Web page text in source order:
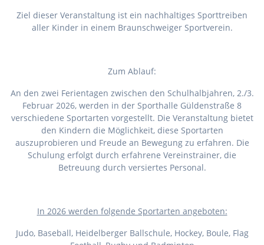
Ziel dieser Veranstaltung ist ein nachhaltiges Sporttreiben
aller Kinder in einem Braunschweiger Sportverein.
Zum Ablauf:
An den zwei Ferientagen zwischen den Schulhalbjahren, 2./3.
Februar 2026, werden in der Sporthalle Güldenstraße 8
verschiedene Sportarten vorgestellt. Die Veranstaltung bietet
den Kindern die Möglichkeit, diese Sportarten
auszuprobieren und Freude an Bewegung zu erfahren. Die
Schulung erfolgt durch erfahrene Vereinstrainer, die
Betreuung durch versiertes Personal.
In 2026 werden folgende Sportarten angeboten:
Judo, Baseball, Heidelberger Ballschule, Hockey, Boule, Flag